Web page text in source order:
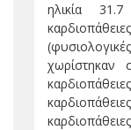
ηλικία
χωρίστηκαν